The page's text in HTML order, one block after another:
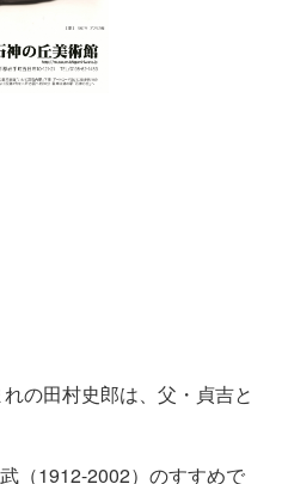
の田村史郎は、父・貞吉と
（1912-2002）のすすめで